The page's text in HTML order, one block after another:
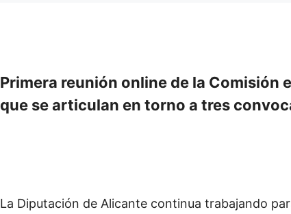
Primera reunión online de la Comisión
que se articulan en torno a tres
La Diputación de Alicante continua trabajando